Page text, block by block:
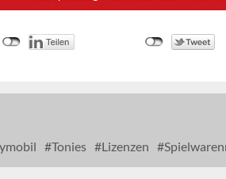
Tonies Lizenzen